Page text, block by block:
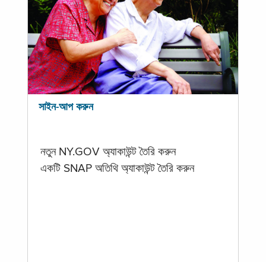
সাইন-আপ করুন
নতুন NY.GOV অ্যাকাউন্ট তৈরি করুন
একটি SNAP অতিথি অ্যাকাউন্ট তৈরি করুন